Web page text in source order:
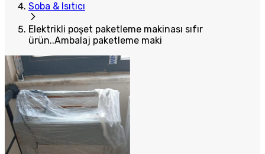
Soba & Isıtıcı
Elektrikli poşet paketleme makinası sıfır
ürün..Ambalaj paketleme maki